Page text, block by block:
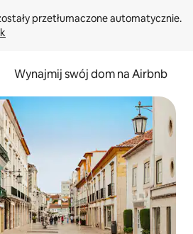
Wynajmij swój dom na Airbnb